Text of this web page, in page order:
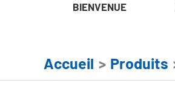
BIENVENUE
Accueil Produits